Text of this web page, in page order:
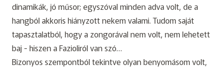
dinamikák, jó műsor; egyszóval minden adva volt, de a
hangból akkoris hiányzott nekem valami. Tudom saját
tapasztalatból, hogy a zongorával nem volt, nem lehetett
baj - hiszen a Fazioliról van szó…
Bizonyos szempontból tekintve olyan benyomásom volt,